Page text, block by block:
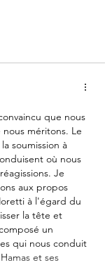
que nous
méritons. Le
soumission à
où nous
Je
aux propos
à l'égard du
la tête et
un
qui nous conduit
et ses